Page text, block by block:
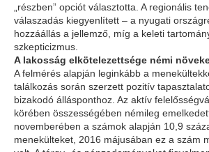
„részben” opciót választotta. A regionális
válaszadás kiegyenlített – a nyugati
hozzáállás a jellemző, míg a keleti
szkepticizmus.
A lakosság elkötelezettsége némi
A felmérés alapján leginkább a
találkozás során szerzett pozitív
bizakodó állásponthoz. Az aktív
körében összességében némileg
novemberében a számok alapján 10,9
menekülteket, 2016 májusában ez a szám